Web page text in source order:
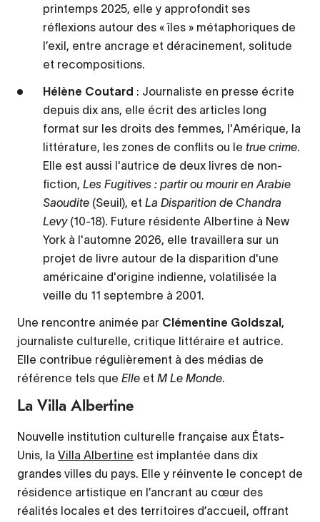
printemps 2025, elle y approfondit ses
réflexions autour des « îles » métaphoriques de
l’exil, entre ancrage et déracinement, solitude
et recompositions.
Hélène Coutard : Journaliste en presse écrite
depuis dix ans, elle écrit des articles long
format sur les droits des femmes, l'Amérique, la
littérature, les zones de conflits ou le true crime.
Elle est aussi l'autrice de deux livres de non-
fiction, Les Fugitives : partir ou mourir en Arabie
Saoudite (Seuil), et La Disparition de Chandra
Levy(10-18). Future résidente Albertine à New
York à l'automne 2026, elle travaillera sur un
projet de livre autour de la disparition d'une
américaine d'origine indienne, volatilisée la
veille du 11 septembre à 2001.
Une rencontre animée par Clémentine Goldszal ,
journaliste culturelle, critique littéraire et autrice.
Elle contribue régulièrement à des médias de
référence tels que Elle et M Le Monde.
La Villa Albertine
Nouvelle institution culturelle française aux États-
Unis, la Villa Albertine est implantée dans dix
grandes villes du pays. Elle y réinvente le concept de
résidence artistique en l’ancrant au cœur des
réalités locales et des territoires d’accueil, offrant